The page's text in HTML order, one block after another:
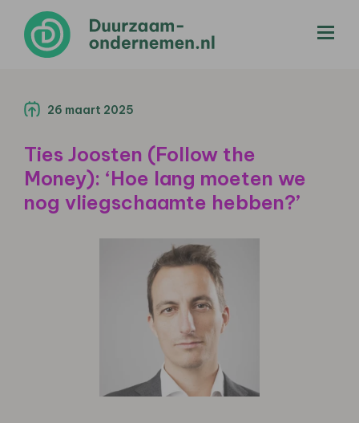
26 maart 2025
Ties Joosten (Follow the
Money): ‘Hoe lang moeten we
nog vliegschaamte hebben?’